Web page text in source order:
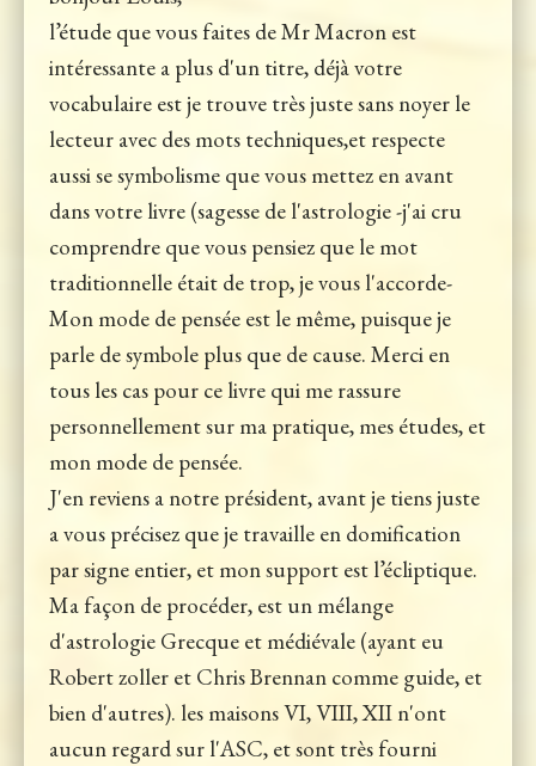
l’étude que vous faites de Mr Macron est
intéressante a plus d'un titre, déjà votre
vocabulaire est je trouve très juste sans noyer le
lecteur avec des mots techniques,et respecte
aussi se symbolisme que vous mettez en avant
dans votre livre (sagesse de l'astrologie -j'ai cru
comprendre que vous pensiez que le mot
traditionnelle était de trop, je vous l'accorde-
Mon mode de pensée est le même, puisque je
parle de symbole plus que de cause. Merci en
tous les cas pour ce livre qui me rassure
personnellement sur ma pratique, mes études, et
mon mode de pensée.
J'en reviens a notre président, avant je tiens juste
a vous précisez que je travaille en domification
par signe entier, et mon support est l’écliptique.
Ma façon de procéder, est un mélange
d'astrologie Grecque et médiévale (ayant eu
Robert zoller et Chris Brennan comme guide, et
bien d'autres). les maisons VI, VIII, XII n'ont
aucun regard sur l'ASC, et sont très fourni